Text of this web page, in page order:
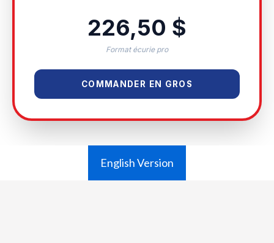
226,50 $
Format écurie pro
COMMANDER EN GROS
English Version